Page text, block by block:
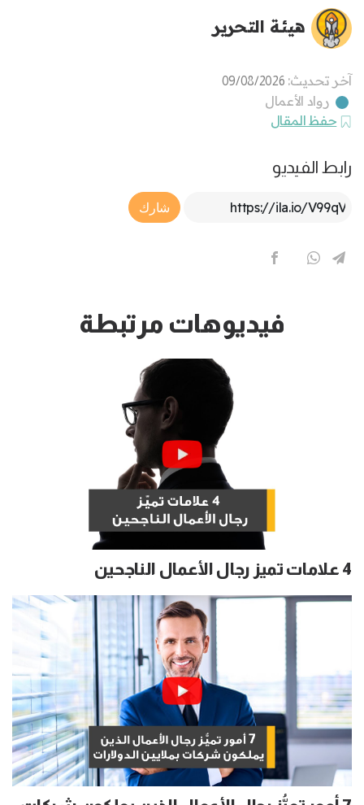
هيئة التحرير
آخر تحديث: 09/08/2026
رواد الأعمال
حفظ المقال
رابط الفيديو
Article Link
شارك
فيديوهات مرتبطة
4 علامات تميز رجال الأعمال الناجحين